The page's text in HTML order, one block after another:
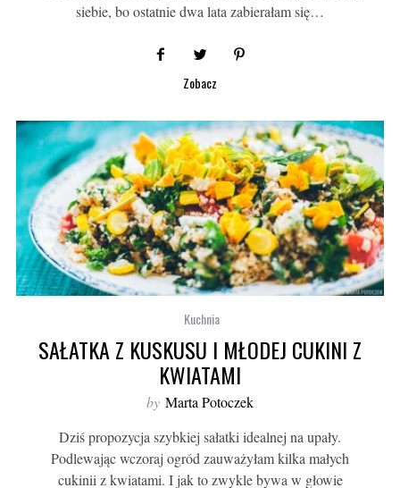
siebie, bo ostatnie dwa lata zabierałam się…
Zobacz
Kuchnia
SAŁATKA Z KUSKUSU I MŁODEJ CUKINI Z
KWIATAMI
by Marta Potoczek
Dziś propozycja szybkiej sałatki idealnej na upały.
Podlewając wczoraj ogród zauważyłam kilka małych
cukinii z kwiatami. I jak to zwykle bywa w głowie